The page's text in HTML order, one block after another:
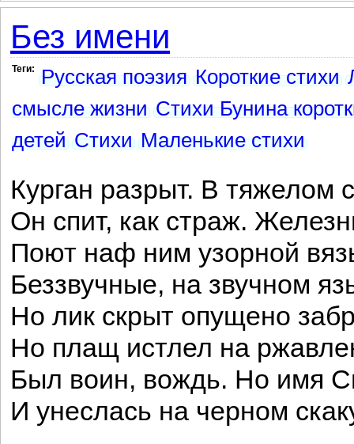
Без имени
Теги: Русская поэзия Короткие стихи
смысле жизни Стихи Бунина
детей Стихи Маленькие стихи
Курган разрыт. В тяжелом
Он спит, как страж.
Поют наф ним узорной
Беззвучные, на звучном
Но лик скрыт опущено
Но плащ истлел на
Был воин, вождь. Но имя
И унеслась на черном